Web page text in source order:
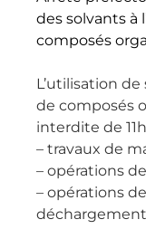
des solvants à
composés
L’utilisation de
de composés
interdite de
– travaux de
– opérations
– opérations